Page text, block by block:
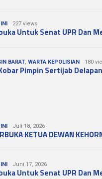
227 views
Untuk Senat UPR Dan
BARAT WARTA KEPOLISIAN 180
Pimpin Sertijab
Juli 18, 2026
KETUA DEWAN
Juni 17, 2026
Untuk Senat UPR Dan